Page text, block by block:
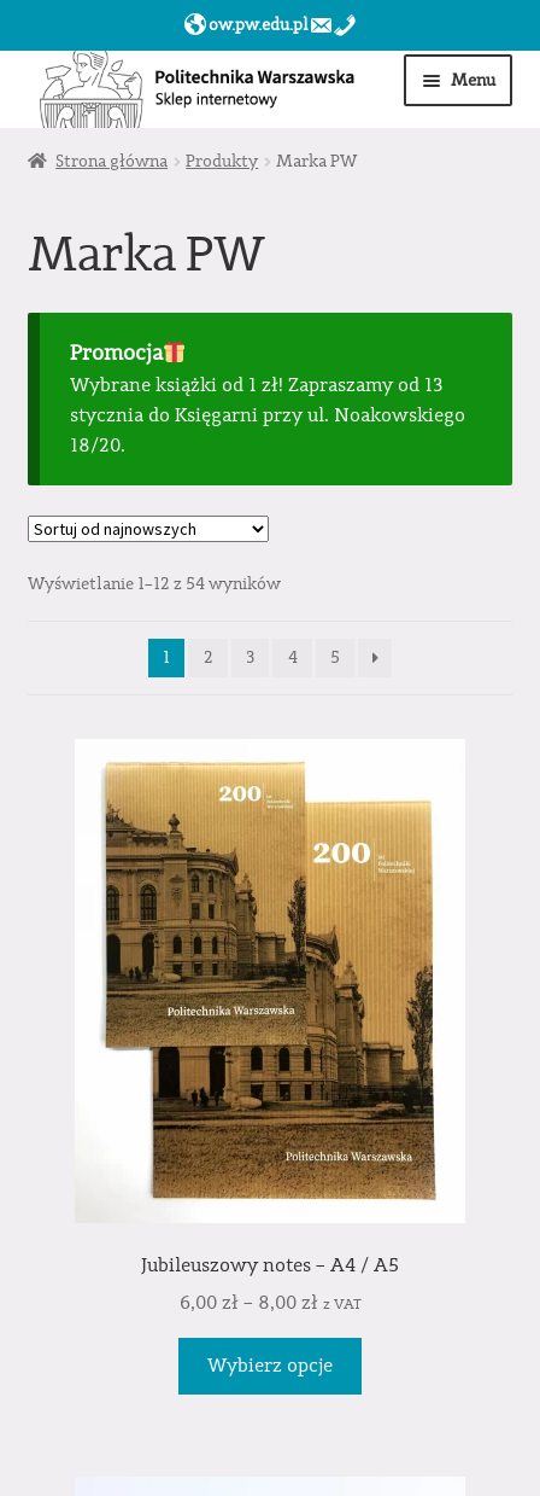
ow.pw.edu.pl
Przejdź
do
nawigacji
Przejdź
do
treści
Menu
Start
Obserwowane
Sklep dla jednostek PW »
Strona główna Produkty Marka PW
Marka PW
Promocja
Wybrane książki od 1 zł! Zapraszamy od 13
stycznia do Księgarni przy ul. Noakowskiego
18/20.
Wyświetlanie 1–12 z 54 wyników
1 2 3 4 5
Jubileuszowy notes – A4 / A5
6,00 zł– 8,00 zł z VAT
Wybierz opcje